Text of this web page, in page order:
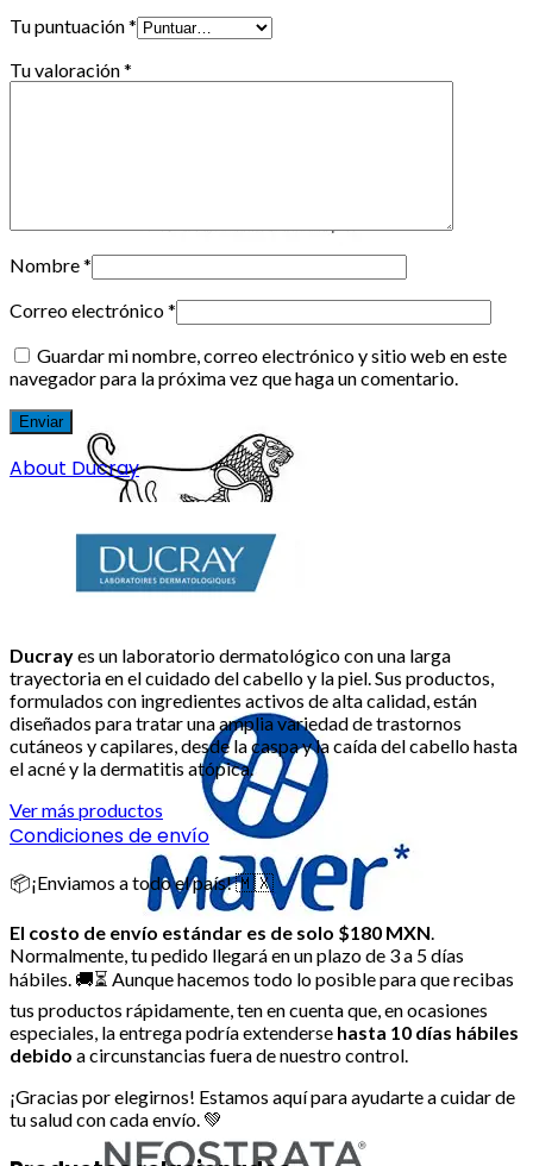
Tu puntuación*
Tu valoración*
Nombre*
Correo electrónico*
Guardar mi nombre, correo electrónico y sitio web en este
navegador para la próxima vez que haga un comentario.
About Ducray
Ducrayes un laboratorio dermatológico con una larga
trayectoria en el cuidado del cabello y la piel. Sus productos,
formulados con ingredientes activos de alta calidad, están
diseñados para tratar una amplia variedad de trastornos
cutáneos y capilares, desde la caspa y la caída del cabello hasta
el acné y la dermatitis atópica.
Ver más productos
Condiciones de envío
📦¡Enviamos a todo el país! 🇲🇽
El costo de envío estándar es de solo $180 MXN.
Normalmente, tu pedido llegará en un plazo de 3 a 5 días
hábiles. 🚚⏳ Aunque hacemos todo lo posible para que recibas
tus productos rápidamente, ten en cuenta que, en ocasiones
especiales, la entrega podría extenderse hasta 10 días hábiles
debido a circunstancias fuera de nuestro control.
¡Gracias por elegirnos! Estamos aquí para ayudarte a cuidar de
tu salud con cada envío. 💚